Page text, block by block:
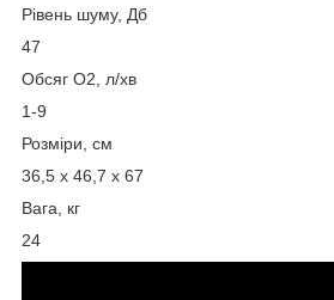
Рівень шуму, Дб
47
Обсяг O2, л/хв
1-9
Розміри, см
36,5 х 46,7 х 67
Вага, кг
24